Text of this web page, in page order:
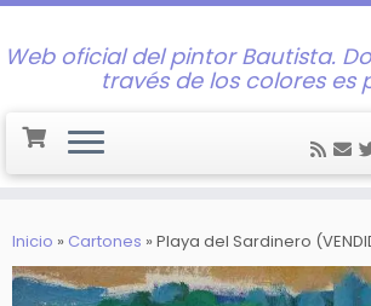
Web oficial del pintor Bautista.
través de los colores es
Inicio » Cartones » Playa del Sardinero